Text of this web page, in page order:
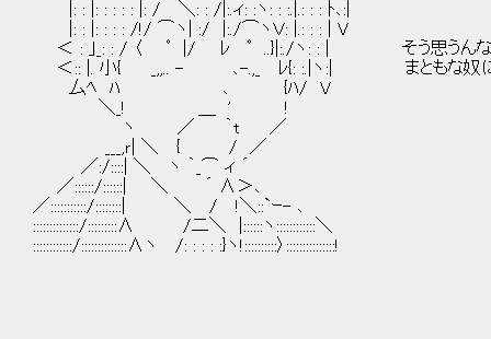
|: : |: : : : : |: / ＼: : /|:.ィ: :ヽ: : :.|.: : : ﾄ､:|
|: : |: : : : /!/ ⌒ヽ| :/ |:./⌒ヽＶ: |.: : : | V
＜ : ｣_: : / 〈 ﾟ |/ ﾚ ﾟ ..}|:./ヽ: : | そう思うんなら、
＜:: |. 小{ _,,.. - ､-.,_ ﾚ{: :.|ヽ:| まともな奴に通
厶ﾍ ﾊ ､ {ﾊ/ V
＼_! ＿ ' !
ヽ ／ ｀t ／
___,ｒ| ＼ { / ／
／:/::::| ＼ ヽ ｀_⌒ ィ ´
／::::::/::::::| ＼ ´ ∧＞､
／:::::::::::/::::::::| ＼ / !＼::`ｰ- ､
::::::::::::::/:::::::::∧ /二＼ |::::::ヽ::::::::::::＼
::::::::::::/::::::::::::::∧ヽ /: : : : :}ヽ!::::::::::〉:::::::::::::::!